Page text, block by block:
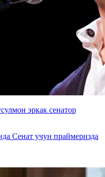
эркак сенатор
Сенат учун праймеризда